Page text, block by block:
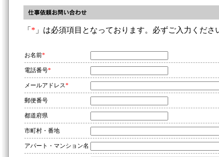
「 * 」は必須項目となっております。必ずご入力くださ
お名前*
電話番号*
メールアドレス*
郵便番号
都道府県
市町村・番地
アパート・マンション名